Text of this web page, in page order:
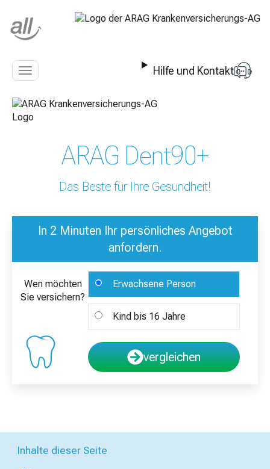
Navigation
Hilfe und Kontakt
ARAG Dent90+
Das Beste für Ihre Gesundheit!
In 2 Minuten Ihr persönliches Angebot
anfordern.
Wen möchten
Sie versichern?
Erwachsene Person
Kind bis 16 Jahre
vergleichen
Inhalte dieser Seite